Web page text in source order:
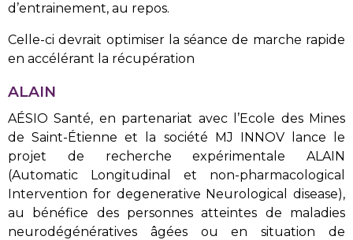
d’entrainement, au repos.
Celle-ci devrait optimiser la séance de marche rapide
en accélérant la récupération
ALAIN
AÉSIO Santé, en partenariat avec l’Ecole des Mines
de Saint-Étienne et la société MJ INNOV lance le
projet de recherche expérimentale ALAIN
(Automatic Longitudinal et non-pharmacological
Intervention for degenerative Neurological disease),
au bénéfice des personnes atteintes de maladies
neurodégénératives âgées ou en situation de